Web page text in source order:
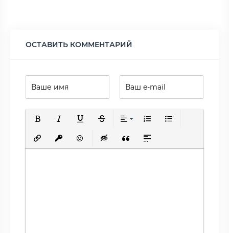
ОСТАВИТЬ КОММЕНТАРИЙ
Вставить ссылку
Вставить защищенную ссылку
Вставить смайлик
Вставка скрытого текста
Вставка цитаты
Вставка спойлера